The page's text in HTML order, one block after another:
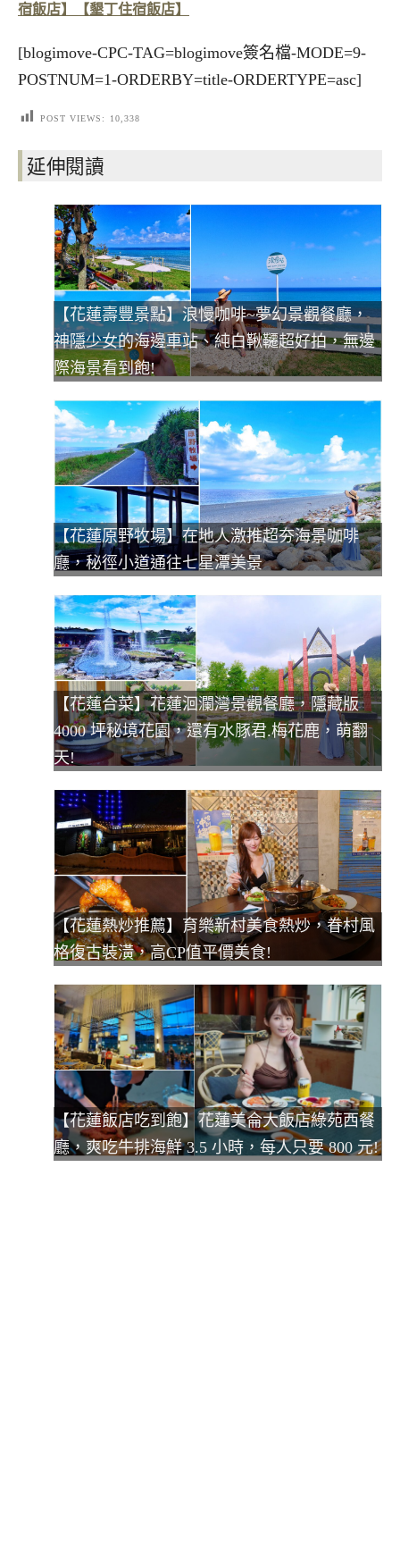
宿飯店】
【墾丁住宿飯店】
[blogimove-CPC-TAG=blogimove簽名檔-MODE=9-
POSTNUM=1-ORDERBY=title-ORDERTYPE=asc]
POST VIEWS: 10,338
延伸閱讀
【花蓮壽豐景點】浪慢咖啡~夢幻景觀餐廳，
神隱少女的海邊車站、純白鞦韆超好拍，無邊
際海景看到飽!
【花蓮原野牧場】在地人激推超夯海景咖啡
廳，秘徑小道通往七星潭美景
【花蓮合菜】花蓮洄瀾灣景觀餐廳，隱藏版
4000 坪秘境花園，還有水豚君.梅花鹿，萌翻
天!
【花蓮熱炒推薦】育樂新村美食熱炒，眷村風
格復古裝潢，高CP值平價美食!
【花蓮飯店吃到飽】花蓮美侖大飯店綠苑西餐
廳，爽吃牛排海鮮 3.5 小時，每人只要 800 元!